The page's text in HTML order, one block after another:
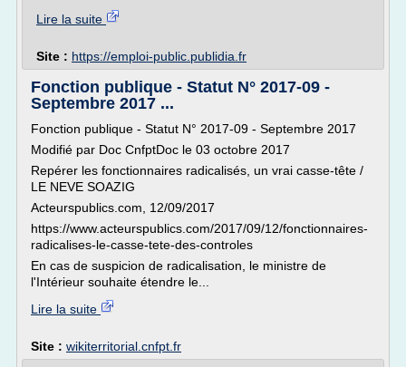
Lire la suite
Site : https://emploi-public.publidia.fr
Fonction publique - Statut N° 2017-09 -
Septembre 2017 ...
Fonction publique - Statut N° 2017-09 - Septembre 2017
Modifié par Doc CnfptDoc le 03 octobre 2017
Repérer les fonctionnaires radicalisés, un vrai casse-tête /
LE NEVE SOAZIG
Acteurspublics.com, 12/09/2017
https://www.acteurspublics.com/2017/09/12/fonctionnaires-
radicalises-le-casse-tete-des-controles
En cas de suspicion de radicalisation, le ministre de
l'Intérieur souhaite étendre le...
Lire la suite
Site : wikiterritorial.cnfpt.fr